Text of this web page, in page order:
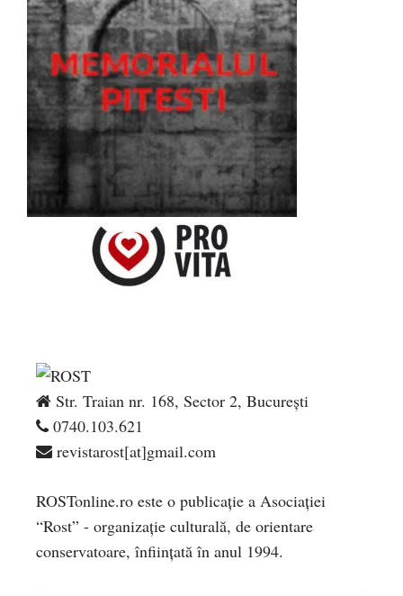
Str. Traian nr. 168, Sector 2, București
0740.103.621
revistarost[at]gmail.com
ROSTonline.ro este o publicaţie a Asociaţiei
“Rost” - organizaţie culturală, de orientare
conservatoare, înfiinţată în anul 1994.